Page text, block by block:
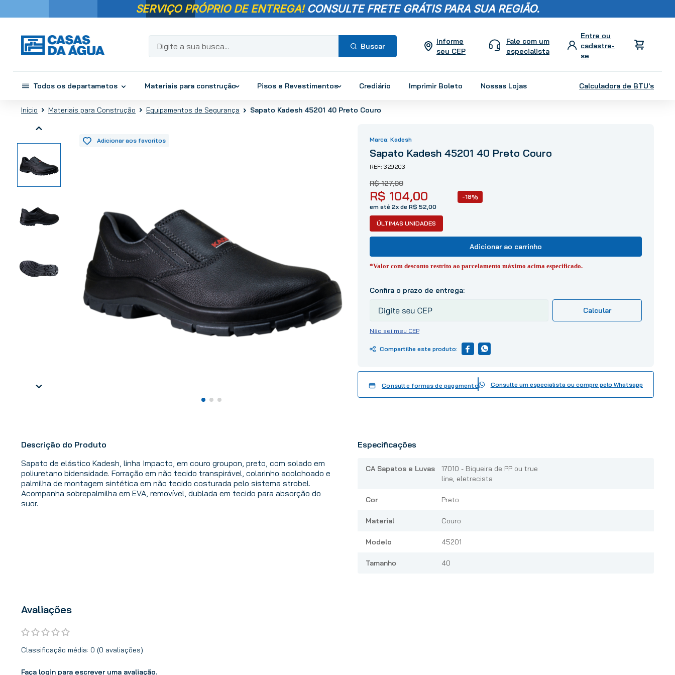
SERVIÇO PRÓPRIO DE ENTREGA! CONSULTE FRETE GRÁTIS PARA SUA REGIÃO.
Digite a sua busca...
Informe
seu CEP
Fale com um
especialista
Todos os departametos Materiais para construção Pisos e Revestimentos Crediário Imprimir Boleto Nossas Lojas Calculadora de BTU's
Materiais para Construção Equipamentos de Segurança Sapato Kadesh 45201 40 Preto Couro
Kadesh
Sapato Kadesh 45201 40 Preto Couro
329203
R$ 104,00
R$ 127,00
-18%
em até 2x de R$ 52,00
ÚLTIMAS UNIDADES
Adicionar ao carrinho
*Valor com desconto restrito ao parcelamento máximo acima especificado.
Não sei meu CEP
Consulte formas de pagamento Consulte um especialista ou compre pelo Whatsapp
Descrição do Produto
Sapato de elástico Kadesh, linha Impacto, em couro groupon, preto, com solado em
poliuretano bidensidade. Forração em não tecido transpirável, colarinho acolchoado e
palmilha de montagem sintética em não tecido costurada pelo sistema strobel.
Acompanha sobrepalmilha em EVA, removível, dublada em tecido para absorção do
suor.
Especificações
CA Sapatos e Luvas
17010 - Biqueira de PP ou true
line, eletrecista
Cor Preto
Material Couro
Modelo 45201
Tamanho 40
Avaliações
Classificação média: 0 (0 avaliações)
Faça login para escrever uma avaliação.
Termos mais
2º
porcelanato
revestimento
vaso sanitário
chuveiro